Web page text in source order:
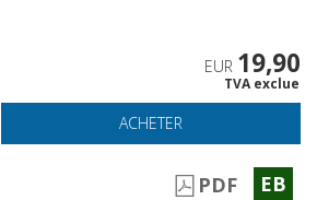
EUR 19,90
TVA exclue
ACHETER
PDF EB